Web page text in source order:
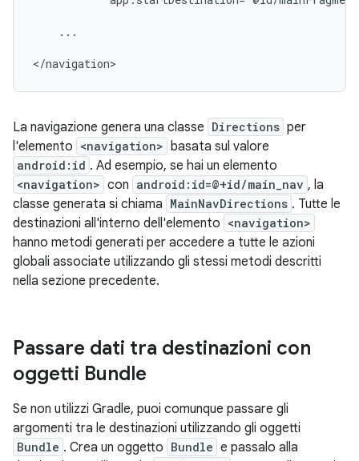
...
</navigation>
La navigazione genera una classe Directions per
l'elemento <navigation> basata sul valore
android:id . Ad esempio, se hai un elemento
<navigation> con android:id=@+id/main_nav , la
classe generata si chiama MainNavDirections . Tutte le
destinazioni all'interno dell'elemento <navigation>
hanno metodi generati per accedere a tutte le azioni
globali associate utilizzando gli stessi metodi descritti
nella sezione precedente.
Passare dati tra destinazioni con
oggetti Bundle
Se non utilizzi Gradle, puoi comunque passare gli
argomenti tra le destinazioni utilizzando gli oggetti
Bundle . Crea un oggetto Bundle e passalo alla